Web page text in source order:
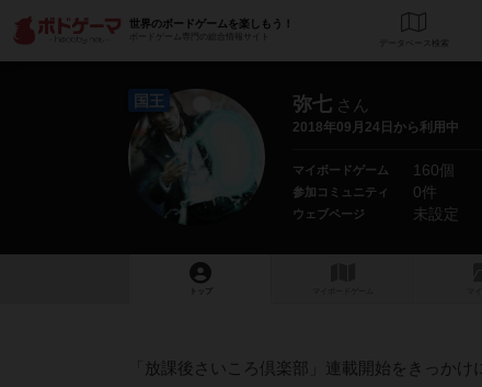
世界のボードゲームを楽しもう！
ボードゲーム専門の総合情報サイト
データベース
国王 弥七 さん
2018年09月24日から利用中
マイボードゲーム 160個
参加コミュニティ 0件
ウェブページ 未設定
トップ
「放課後さいころ倶楽部」連載開始をきっかけ